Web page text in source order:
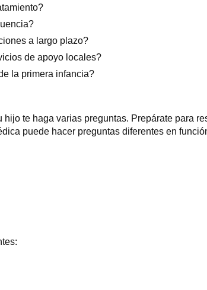
a largo plazo?
de apoyo locales?
la primera infancia?
te haga varias preguntas. Prepárate para
puede hacer preguntas diferentes en